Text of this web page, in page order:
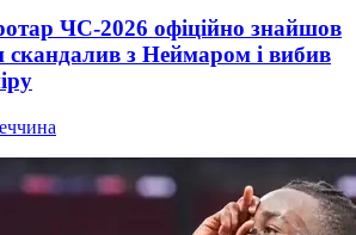
ЧС-2026 офіційно знайшов
скандалив з Неймаром і вибив